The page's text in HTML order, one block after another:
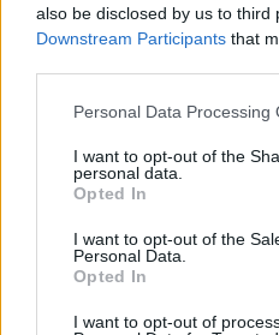
also be disclosed by us to third
Downstream Participants that
Please note that this website/
not limited to your visit or
grant or deny consent to
use your data for below
consent section.
Personal Data Processing
I want to opt-out of the
personal data.
Opted In
I want to opt-out of the
Personal Data.
Opted In
I want to opt-out of
2022. Április. 20. 17:01
A győri 1-es körzet
Gyurcsány és Orbán, a NER
GYURCSÁNY: DOBREV
2022. Április. 09. 14:15
A DK elnöke szerint